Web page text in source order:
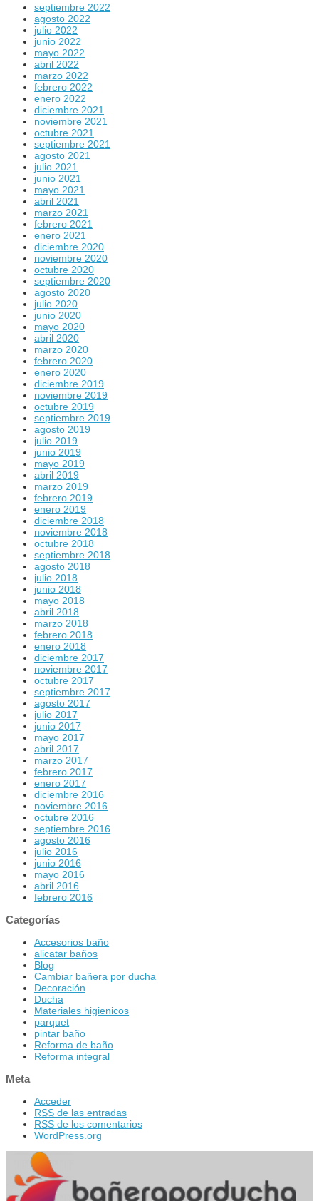
septiembre 2022
agosto 2022
julio 2022
junio 2022
mayo 2022
abril 2022
marzo 2022
febrero 2022
enero 2022
diciembre 2021
noviembre 2021
octubre 2021
septiembre 2021
agosto 2021
julio 2021
junio 2021
mayo 2021
abril 2021
marzo 2021
febrero 2021
enero 2021
diciembre 2020
noviembre 2020
octubre 2020
septiembre 2020
agosto 2020
julio 2020
junio 2020
mayo 2020
abril 2020
marzo 2020
febrero 2020
enero 2020
diciembre 2019
noviembre 2019
octubre 2019
septiembre 2019
agosto 2019
julio 2019
junio 2019
mayo 2019
abril 2019
marzo 2019
febrero 2019
enero 2019
diciembre 2018
noviembre 2018
octubre 2018
septiembre 2018
agosto 2018
julio 2018
junio 2018
mayo 2018
abril 2018
marzo 2018
febrero 2018
enero 2018
diciembre 2017
noviembre 2017
octubre 2017
septiembre 2017
agosto 2017
julio 2017
junio 2017
mayo 2017
abril 2017
marzo 2017
febrero 2017
enero 2017
diciembre 2016
noviembre 2016
octubre 2016
septiembre 2016
agosto 2016
julio 2016
junio 2016
mayo 2016
abril 2016
febrero 2016
Categorías
Accesorios baño
alicatar baños
Blog
Cambiar bañera por ducha
Decoración
Ducha
Materiales higienicos
parquet
pintar baño
Reforma de baño
Reforma integral
Meta
Acceder
RSS de las entradas
RSS de los comentarios
WordPress.org